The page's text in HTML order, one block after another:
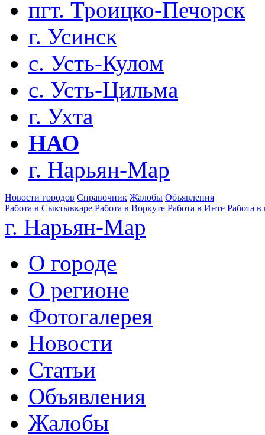
пгт. Троицко-Печорск
г. Усинск
с. Усть-Кулом
с. Усть-Цильма
г. Ухта
НАО
г. Нарьян-Мар
Новости городов Справочник Жалобы Объявления
Работа в Сыктывкаре Работа в Воркуте Работа в Инте Работа в
г. Нарьян-Мар
О городе
О регионе
Фотогалерея
Новости
Статьи
Объявления
Жалобы